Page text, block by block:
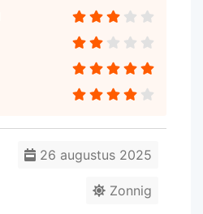
26 augustus 2025
Zonnig